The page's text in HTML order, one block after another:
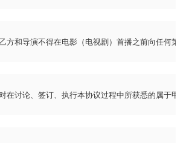
方和导演不得在电影（电视剧）首播之前向任何第
在讨论、签订、执行本协议过程中所获悉的属于甲